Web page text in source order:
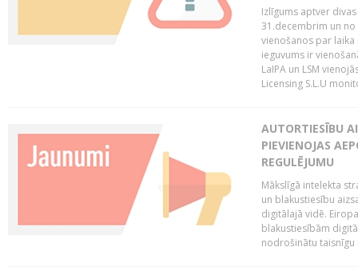
Izlīgums aptver
31.decembrim un no
vienošanos par
ieguvums ir
LaIPA un LSM
Licensing S.L.U
AUTORTIESĪBU
PIEVIENOJAS
REGULĒJUMU
Mākslīgā intelekta
un blakustiesību
digitālajā vidē.
blakustiesībām
nodrošinātu taisnīgu